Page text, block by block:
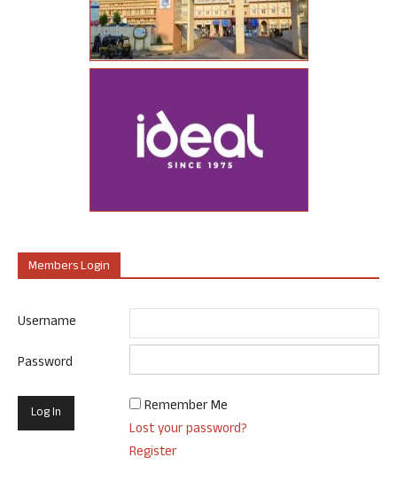
Members Login
Username
Password
Remember Me
Lost your password?
Register